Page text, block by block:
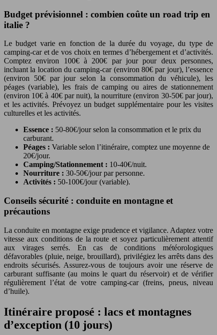
Budget prévisionnel : combien coûte un road trip en
italie ?
Le budget varie en fonction de la durée du voyage, du type de
camping-car et de vos choix en termes d’hébergement et d’activités.
Comptez environ 100€ à 200€ par jour pour deux personnes,
incluant la location du camping-car (environ 80€ par jour), l’essence
(environ 50€ par jour selon la consommation du véhicule), les
péages (variable), les frais de camping ou aires de stationnement
(environ 10€ à 40€ par nuit), la nourriture (environ 30-50€ par jour),
et les activités. Prévoyez un budget supplémentaire pour les visites
culturelles et les activités.
Essence : 50-80€/jour selon la consommation et le prix du
carburant.
Péages : Variable selon l’itinéraire, comptez une moyenne de
20€/jour.
Camping/Stationnement : 10-40€/nuit.
Nourriture : 30-50€/jour par personne.
Activités : 50-100€/jour (variable).
Conseils sécurité : conduite en montagne et
précautions
La conduite en montagne exige prudence et vigilance. Adaptez votre
vitesse aux conditions de la route et soyez particulièrement attentif
aux virages serrés. En cas de conditions météorologiques
défavorables (pluie, neige, brouillard), privilégiez les arrêts dans des
endroits sécurisés. Assurez-vous de toujours avoir une réserve de
carburant suffisante (au moins le quart du réservoir) et de vérifier
régulièrement l’état de votre camping-car (freins, pneus, niveau
d’huile).
Itinéraire proposé : lacs et montagnes
d’exception (10 jours)